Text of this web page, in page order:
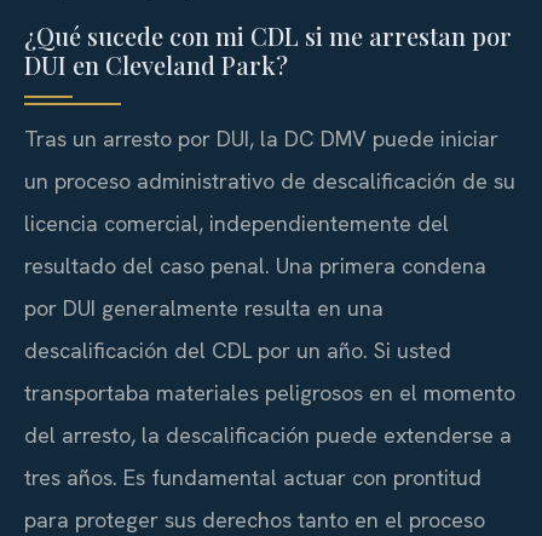
¿Qué sucede con mi CDL si me arrestan por
DUI en Cleveland Park?
Tras un arresto por DUI, la DC DMV puede iniciar
un proceso administrativo de descalificación de su
licencia comercial, independientemente del
resultado del caso penal. Una primera condena
por DUI generalmente resulta en una
descalificación del CDL por un año. Si usted
transportaba materiales peligrosos en el momento
del arresto, la descalificación puede extenderse a
tres años. Es fundamental actuar con prontitud
para proteger sus derechos tanto en el proceso